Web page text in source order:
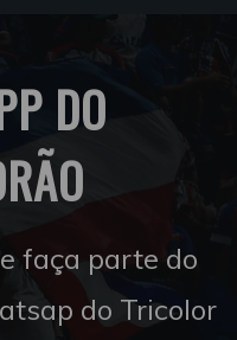
DO
faça parte do
do Tricolor